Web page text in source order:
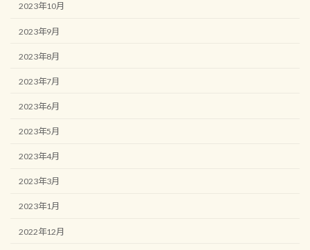
2023年10月
2023年9月
2023年8月
2023年7月
2023年6月
2023年5月
2023年4月
2023年3月
2023年1月
2022年12月